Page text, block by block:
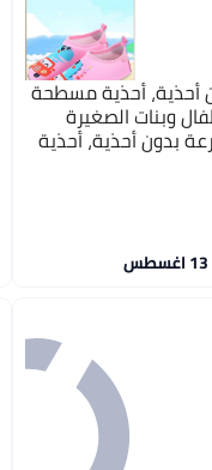
أحذية، أحذية مسطحة
وبنات الصغيرة
بدون أحذية، أحذية
بدون أحذية
الماء والمنتور،